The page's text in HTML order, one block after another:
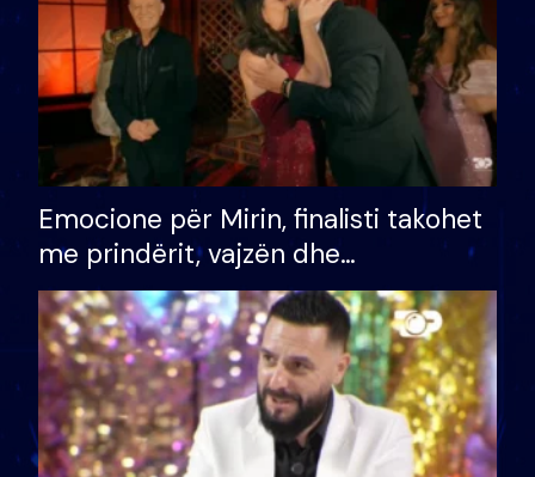
Emocione për Mirin, finalisti takohet
me prindërit, vajzën dhe
bashkëshorten: S’kemi ndonjë letër
divorci apo jo?